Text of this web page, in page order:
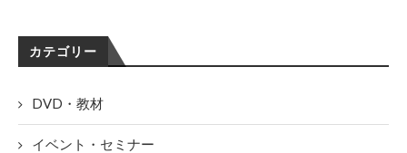
カテゴリー
DVD・教材
イベント・セミナー